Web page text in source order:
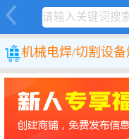
机械电焊/切割设备